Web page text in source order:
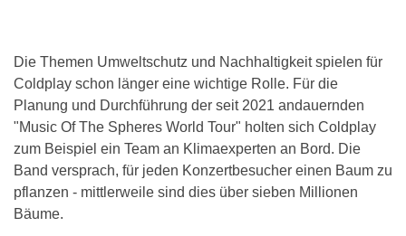
Die Themen Umweltschutz und Nachhaltigkeit spielen für
Coldplay schon länger eine wichtige Rolle. Für die
Planung und Durchführung der seit 2021 andauernden
"Music Of The Spheres World Tour" holten sich Coldplay
zum Beispiel ein Team an Klimaexperten an Bord. Die
Band versprach, für jeden Konzertbesucher einen Baum zu
pflanzen - mittlerweile sind dies über sieben Millionen
Bäume.